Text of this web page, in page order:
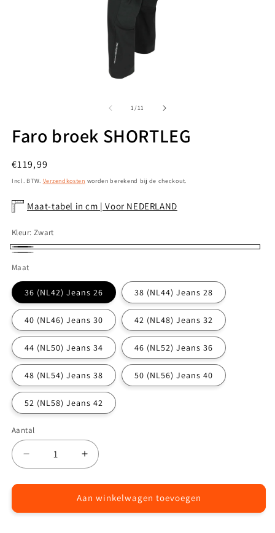
1/van
11
Faro broek SHORTLEG
Normale
prijs
€119,99
Incl. BTW. Verzendkosten worden berekend bij de checkout.
Maat-tabel in cm | Voor NEDERLAND
Kleur: Zwart
Zwart
Maat
36 (NL42) Jeans 26 38 (NL44) Jeans 28
40 (NL46) Jeans 30 42 (NL48) Jeans 32
44 (NL50) Jeans 34 46 (NL52) Jeans 36
48 (NL54) Jeans 38 50 (NL56) Jeans 40
52 (NL58) Jeans 42
Aantal
Aantal
Aantal
verlagen
voor
broek
Aantal
verhogen
voor
Faro
broek
Aan winkelwagen toevoegen